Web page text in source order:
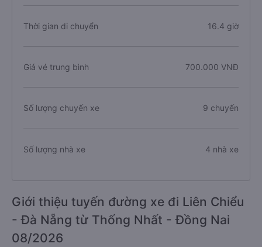
Thời gian di chuyển 16.4 giờ
Giá vé trung bình 700.000 VNĐ
Số lượng chuyến xe 9 chuyến
Số lượng nhà xe 4 nhà xe
Giới thiệu tuyến đường xe đi Liên Chiểu
- Đà Nẵng từ Thống Nhất - Đồng Nai
08/2026